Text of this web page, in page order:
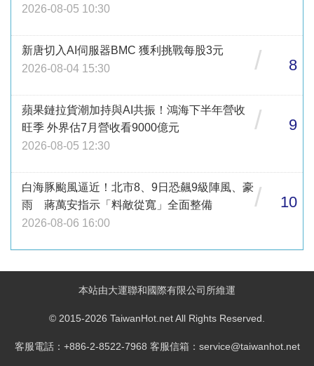
2026-08-05 10:30
新唐切入AI伺服器BMC 獲利挑戰每股3元
2026-08-04 15:30
/ 8
蘋果鏈拉貨潮加持與AI共振！鴻海下半年營收
旺季 外界估7月營收看9000億元
2026-08-05 12:30
/ 9
白海豚颱風逼近！北市8、9日恐飆9級陣風、豪
雨 蔣萬安指示「料敵從寬」全面整備
2026-08-06 16:00
/ 10
本站由大運聯和國際有限公司所維運
© 2015-2026 TaiwanHot.net All Rights Reserved.
客服電話：+886-2-8522-7968 客服信箱：service@taiwanhot.net